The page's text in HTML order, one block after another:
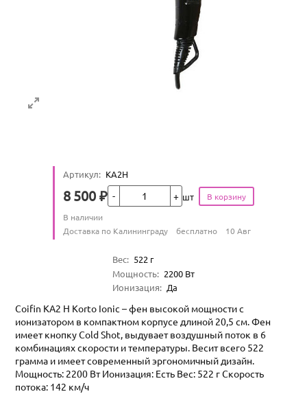
Артикул: KA2H
Цена
8 500 ₽Кол-во шт
Количество
В наличии
Условия доставки
Доставка по Калининграду бесплатно 10 Авг
Характеристики
Вес: 522 г
Мощность: 2200 Вт
Ионизация: Да
Coifin KA2 H Korto Ionic – фен высокой мощности с
ионизатором в компактном корпусе длиной 20,5 см. Фен
имеет кнопку Cold Shot, выдувает воздушный поток в 6
комбинациях скорости и температуры. Весит всего 522
грамма и имеет современный эргономичный дизайн.
Мощность: 2200 Вт Ионизация: Есть Вес: 522 г Скорость
потока: 142 км/ч